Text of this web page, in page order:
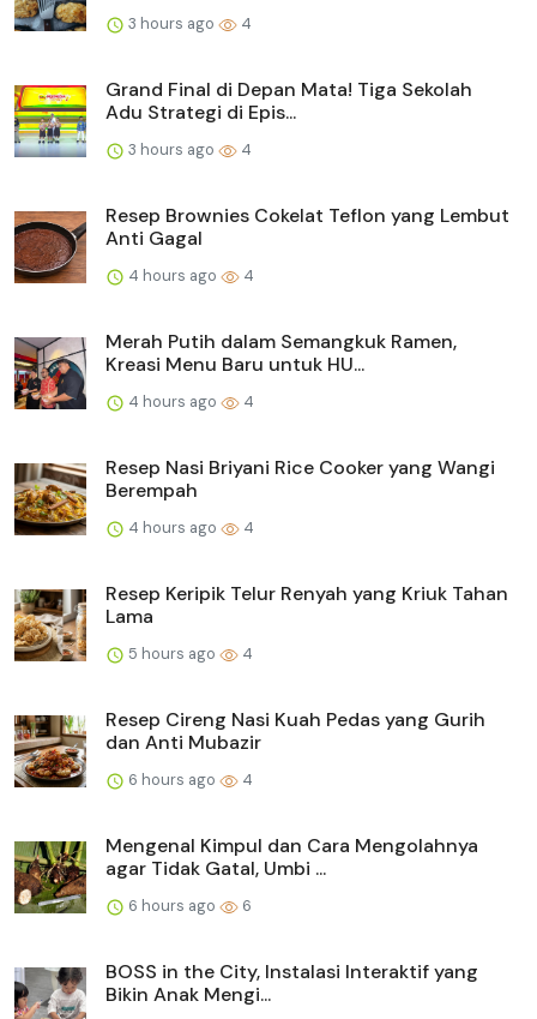
3 hours ago 4
Grand Final di Depan Mata! Tiga Sekolah
Adu Strategi di Epis...
3 hours ago 4
Resep Brownies Cokelat Teflon yang Lembut
Anti Gagal
4 hours ago 4
Merah Putih dalam Semangkuk Ramen,
Kreasi Menu Baru untuk HU...
4 hours ago 4
Resep Nasi Briyani Rice Cooker yang Wangi
Berempah
4 hours ago 4
Resep Keripik Telur Renyah yang Kriuk Tahan
Lama
5 hours ago 4
Resep Cireng Nasi Kuah Pedas yang Gurih
dan Anti Mubazir
6 hours ago 4
Mengenal Kimpul dan Cara Mengolahnya
agar Tidak Gatal, Umbi ...
6 hours ago 6
BOSS in the City, Instalasi Interaktif yang
Bikin Anak Mengi...